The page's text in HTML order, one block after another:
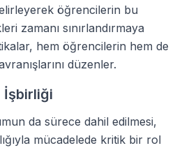
öğrencilerin bu
zamanı sınırlandırmaya
hem öğrencilerin hem de
düzenler.
İşbirliği
da sürece dahil edilmesi,
mücadelede kritik bir rol